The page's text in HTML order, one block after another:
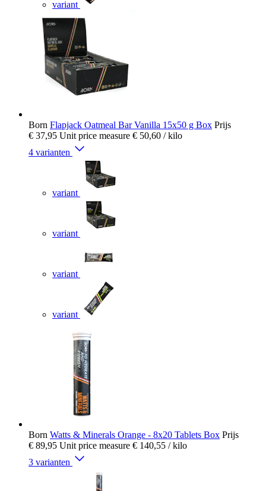
variant
Born Flapjack Oatmeal Bar Vanilla 15x50 g Box Prijs
€ 37,95 Unit price measure € 50,60 / kilo
4 varianten
variant
variant
variant
variant
Born Watts & Minerals Orange - 8x20 Tablets Box Prijs
€ 89,95 Unit price measure € 140,55 / kilo
3 varianten